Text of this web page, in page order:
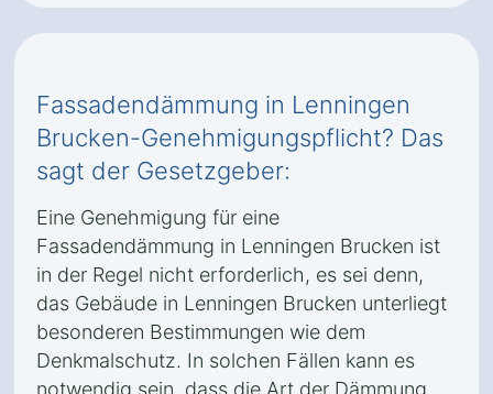
Fassadendämmung in Lenningen
Brucken-Genehmigungspflicht? Das
sagt der Gesetzgeber:
Eine Genehmigung für eine
Fassadendämmung in Lenningen Brucken ist
in der Regel nicht erforderlich, es sei denn,
das Gebäude in Lenningen Brucken unterliegt
besonderen Bestimmungen wie dem
Denkmalschutz. In solchen Fällen kann es
notwendig sein, dass die Art der Dämmung